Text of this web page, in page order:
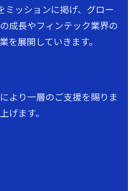
ミッションに掲げ、グロー
成長やフィンテック業界の
を展開していきます。
より一層のご支援を賜りま
げます。